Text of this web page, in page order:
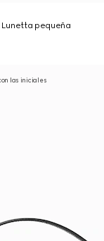
pequeña
las iniciales